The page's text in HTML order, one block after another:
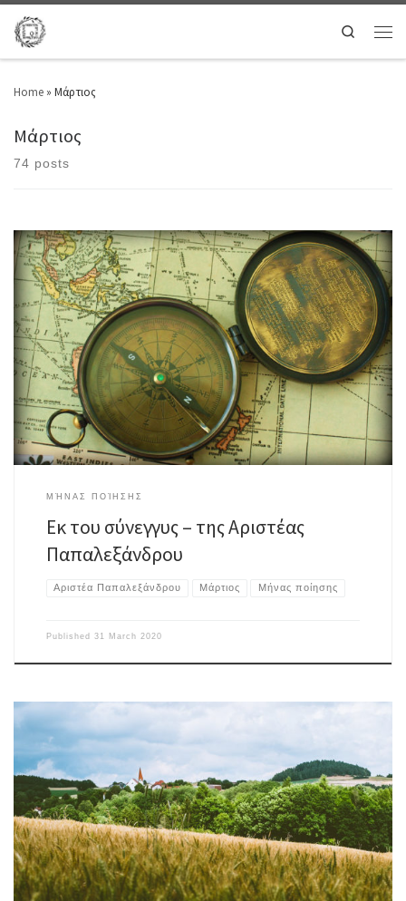
Search
Home » Μάρτιος
Μάρτιος
74 posts
Death cancels all engagements. MAX BEERBOHM Οι χάρτες διαβάζονται
αλλιώς στο Νότιο Ημισφαίριο Γίνεται ο Νότος τους Βορράς μου Η Δύση
μου Ανατολή Μα το μακριά δεν άλλαξε ποτέ Κι ούτε θ’ αλλάξει. Μακριά
στο ίδιο τετράγωνο η αγάπη Το άλλο της μισό στο άλλο μισό του κόσμου
Οι χάρτες […]
ΜΉΝΑΣ ΠΟΊΗΣΗΣ
Εκ του σύνεγγυς – της Αριστέας
Παπαλεξάνδρου
Αριστέα Παπαλεξάνδρου Μάρτιος Μήνας ποίησης
Published 31 March 2020
Ι Τα πορτοκάλια που τα βρίσκαμε στον Λόγγο, τέτοια εποχή, σ᾽ένα βαθύ
πράσινο, πέρυσι πορτοκαλίσανε αρχή αρχή τον Αύγουστο. Φέτος, την
καταπράσινη υγεία τού πάρκου στο Αμστερνταμ τη διακόπτουν πελώρια
δέντρα με κίτρινο πυρετό διάσπαρτα. Κι άλλα υπερήφανα και
ακρωτηριασμένα (μήπως κι έτσι τα σώσουν τα καημένα…). Κάτι δεν πάει
[…]